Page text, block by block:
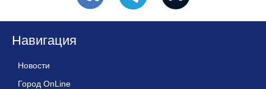
Навигация
Новости
Город OnLine